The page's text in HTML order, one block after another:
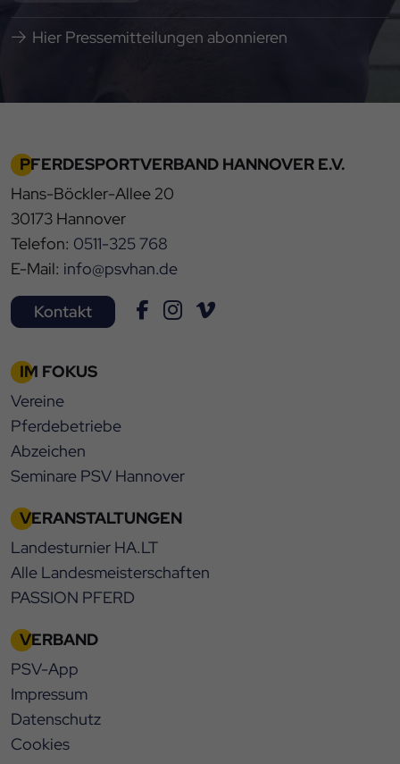
Hier Pressemitteilungen abonnieren
PFERDESPORTVERBAND HANNOVER E.V.
Hans-Böckler-Allee 20
30173 Hannover
Telefon: 0511-325 768
E-Mail: info@psvhan.de
Kontakt
IM FOKUS
Vereine
Pferdebetriebe
Abzeichen
Seminare PSV Hannover
VERANSTALTUNGEN
Landesturnier HA.LT
Alle Landesmeisterschaften
PASSION PFERD
VERBAND
PSV-App
Impressum
Datenschutz
Cookies